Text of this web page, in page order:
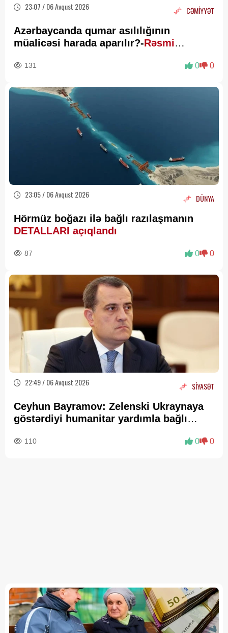
23:07 / 06 Avqust 2026 CƏMİYYƏT
Azərbaycanda qumar asılılığının
müalicəsi harada aparılır?-Rəsmi
131 0 0
23:05 / 06 Avqust 2026 DÜNYA
Hörmüz boğazı ilə bağlı razılaşmanın
DETALLARI açıqlandı
87 0 0
22:49 / 06 Avqust 2026 SİYASƏT
Ceyhun Bayramov: Zelenski Ukraynaya
göstərdiyi humanitar yardımla bağlı
110 0 0